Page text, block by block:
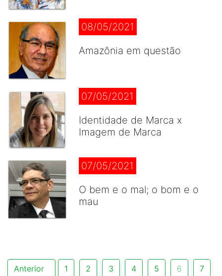
08/05/2021
Amazônia em questão
07/05/2021
Identidade de Marca x
Imagem de Marca
07/05/2021
O bem e o mal; o bom e o
mau
Anterior 1 2 3 4 5 6 7